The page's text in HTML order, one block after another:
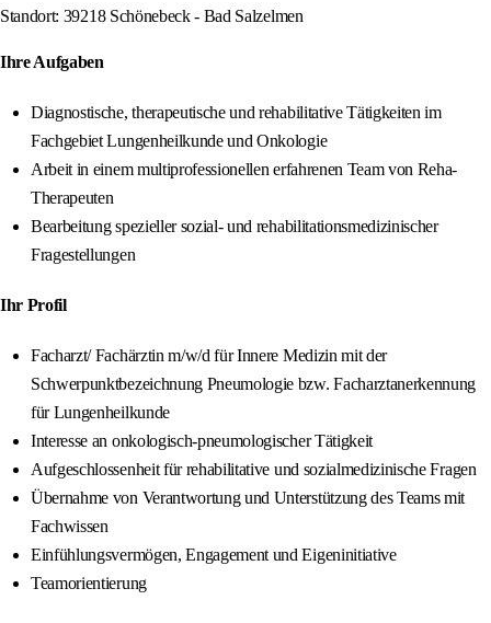
Standort: 39218 Schönebeck - Bad Salzelmen
Ihre Aufgaben
Diagnostische, therapeutische und rehabilitative Tätigkeiten im
Fachgebiet Lungenheilkunde und Onkologie
Arbeit in einem multiprofessionellen erfahrenen Team von Reha-
Therapeuten
Bearbeitung spezieller sozial- und rehabilitationsmedizinischer
Fragestellungen
Ihr Profil
Facharzt/ Fachärztin m/w/d für Innere Medizin mit der
Schwerpunktbezeichnung Pneumologie bzw. Facharztanerkennung
für Lungenheilkunde
Interesse an onkologisch-pneumologischer Tätigkeit
Aufgeschlossenheit für rehabilitative und sozialmedizinische Fragen
Übernahme von Verantwortung und Unterstützung des Teams mit
Fachwissen
Einfühlungsvermögen, Engagement und Eigeninitiative
Teamorientierung